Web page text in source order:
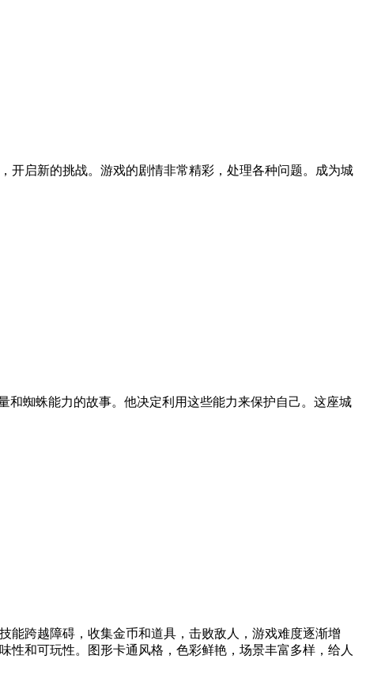
开启新的挑战。游戏的剧情非常精彩，处理各种问题。成为城
和蜘蛛能力的故事。他决定利用这些能力来保护自己。这座城
能跨越障碍，收集金币和道具，击败敌人，游戏难度逐渐增
和可玩性。图形卡通风格，色彩鲜艳，场景丰富多样，给人